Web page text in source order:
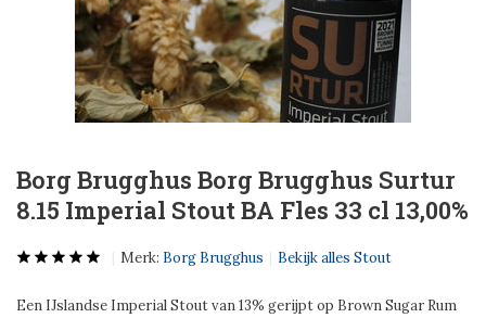
Borg Brugghus Borg Brugghus Surtur
8.15 Imperial Stout BA Fles 33 cl 13,00%
Merk: Borg Brugghus Bekijk alles Stout
Een IJslandse Imperial Stout van 13% gerijpt op Brown Sugar Rum